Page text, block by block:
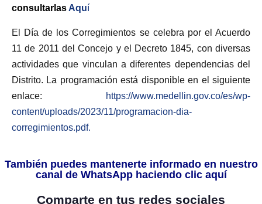
consultarlas Aquí
El Día de los Corregimientos se celebra por el Acuerdo
11 de 2011 del Concejo y el Decreto 1845, con diversas
actividades que vinculan a diferentes dependencias del
Distrito. La programación está disponible en el siguiente
enlace:
https://www.medellin.gov.co/es/wp-
content/uploads/2023/11/programacion-dia-
corregimientos.pdf.
También puedes mantenerte informado en nuestro
canal de WhatsApp haciendo clic aquí
Comparte en tus redes sociales